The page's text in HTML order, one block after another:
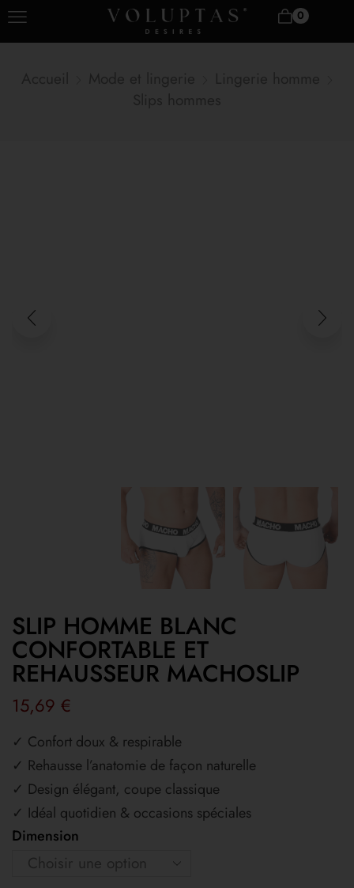
0
SLIP HOMME BLANC
CONFORTABLE ET
REHAUSSEUR MACHOSLIP
15,69 €
✓ Confort doux & respirable
✓ Rehausse l’anatomie de façon naturelle
✓ Design élégant, coupe classique
✓ Idéal quotidien & occasions spéciales
Dimension